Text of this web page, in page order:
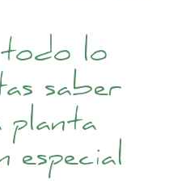
lo
saber
planta